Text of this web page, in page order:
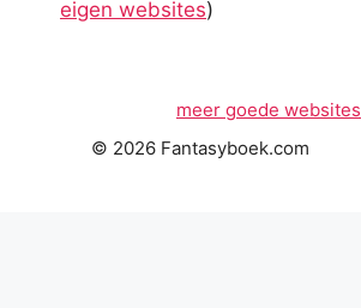
eigen websites)
meer goede websites